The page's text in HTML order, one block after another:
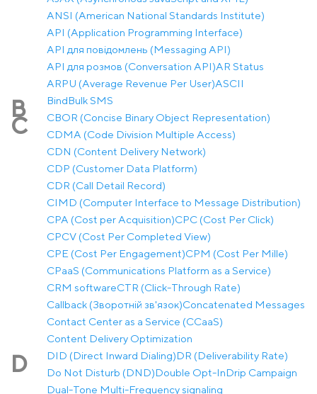
ANSI (American National Standards Institute)
API (Application Programming Interface)
API для повідомлень (Messaging API)
API для розмов (Conversation API)AR Status
ARPU (Average Revenue Per User)ASCII
B BindBulk SMS
C
CBOR (Concise Binary Object Representation)
CDMA (Code Division Multiple Access)
CDN (Content Delivery Network)
CDP (Customer Data Platform)
CDR (Call Detail Record)
CIMD (Computer Interface to Message Distribution)
CPA (Cost per Acquisition)CPC (Cost Per Click)
CPCV (Cost Per Completed View)
CPE (Cost Per Engagement)CPM (Cost Per Mille)
CPaaS (Communications Platform as a Service)
CRM softwareCTR (Click-Through Rate)
Callback (Зворотній зв'язок)Concatenated Messages
Contact Center as a Service (CCaaS)
Content Delivery Optimization
D DID (Direct Inward Dialing)DR (Deliverability Rate)
Do Not Disturb (DND)Double Opt-InDrip Campaign
Dual-Tone Multi-Frequency signaling